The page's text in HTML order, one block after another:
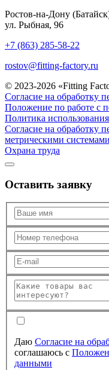
Ростов-на-Дону
ул. Рыбная, 96
+7 (863) 285-58-22
rostov@fitting-factory.ru
© 2023-2026 «Fitting
Согласие на обработку
Положение по работе с
Политика
Согласие на обработку
метрическими системами
Охрана труда
Оставить заявку
Даю Согласие на
соглашаюсь с
данными